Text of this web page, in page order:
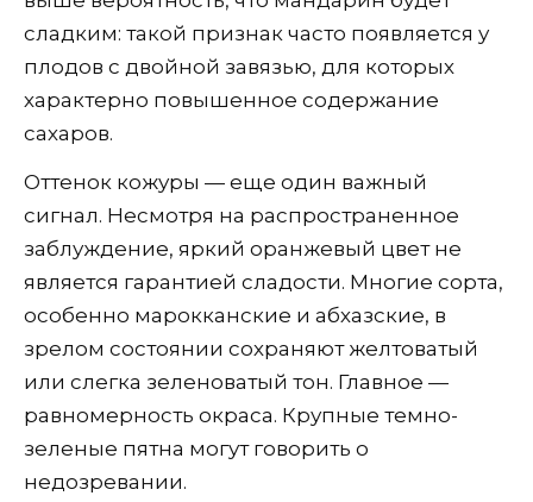
сладким: такой признак часто появляется у
плодов с двойной завязью, для которых
характерно повышенное содержание
сахаров.
Оттенок кожуры — еще один важный
сигнал. Несмотря на распространенное
заблуждение, яркий оранжевый цвет не
является гарантией сладости. Многие сорта,
особенно марокканские и абхазские, в
зрелом состоянии сохраняют желтоватый
или слегка зеленоватый тон. Главное —
равномерность окраса. Крупные темно-
зеленые пятна могут говорить о
недозревании.